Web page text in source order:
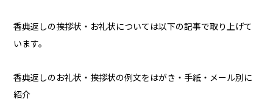
香典返しの挨拶状・お礼状については以下の記事で取り上げて
います。
香典返しのお礼状・挨拶状の例文をはがき・手紙・メール別に
紹介